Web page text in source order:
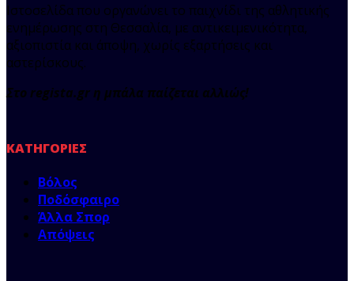
Ιστοσελίδα που οργανώνει το παιχνίδι της αθλητικής
ενημέρωσης στη Θεσσαλία, με αντικειμενικότητα,
αξιοπιστία και άποψη, χωρίς εξαρτήσεις και
αστερίσκους.
Στο regista.gr η μπάλα παίζεται αλλιώς!
ΚΑΤΗΓΟΡΊΕΣ
Βόλος
Ποδόσφαιρο
Άλλα Σπορ
Απόψεις